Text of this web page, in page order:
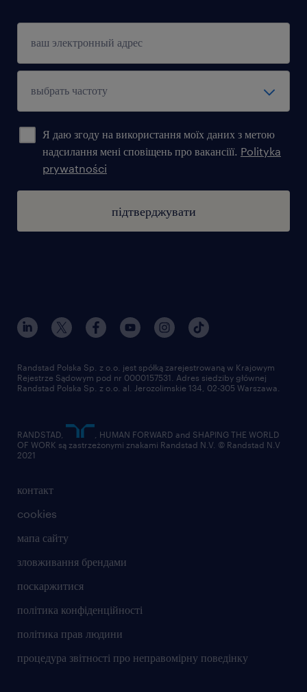
Я даю згоду на використання моїх даних з метою
надсилання мені сповіщень про вакансіїї. Polityka
prywatności
підтверджувати
контакт
cookies
мапа сайту
зловживання брендами
поскаржитися
політика конфіденційності
політика прав людини
процедура звітності про неправомірну поведінку
Randstad Polska Sp. z o.o. jest spółką zarejestrowaną w Krajowym
Rejestrze Sądowym pod nr 0000157531. Adres siedziby głównej
Randstad Polska Sp. z o.o. al. Jerozolimskie 134, 02-305 Warszawa.
RANDSTAD,
, HUMAN FORWARD and SHAPING THE WORLD
OF WORK są zastrzeżonymi znakami Randstad N.V. © Randstad N.V
2021